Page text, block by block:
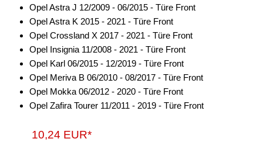
Opel Astra J 12/2009 - 06/2015 - Türe Front
Opel Astra K 2015 - 2021 - Türe Front
Opel Crossland X 2017 - 2021 - Türe Front
Opel Insignia 11/2008 - 2021 - Türe Front
Opel Karl 06/2015 - 12/2019 - Türe Front
Opel Meriva B 06/2010 - 08/2017 - Türe Front
Opel Mokka 06/2012 - 2020 - Türe Front
Opel Zafira Tourer 11/2011 - 2019 - Türe Front
10,24 EUR*